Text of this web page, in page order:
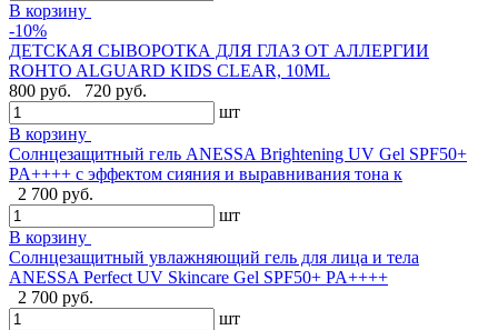
В корзину
-10%
ДЕТСКАЯ СЫВОРОТКА ДЛЯ ГЛАЗ ОТ АЛЛЕРГИИ
ROHTO ALGUARD KIDS CLEAR, 10ML
800 руб.
720 руб.
шт
В корзину
Солнцезащитный гель ANESSA Brightening UV Gel SPF50+
PA++++ с эффектом сияния и выравнивания тона к
2 700 руб.
шт
В корзину
Солнцезащитный увлажняющий гель для лица и тела
ANESSA Perfect UV Skincare Gel SPF50+ PA++++
2 700 руб.
шт